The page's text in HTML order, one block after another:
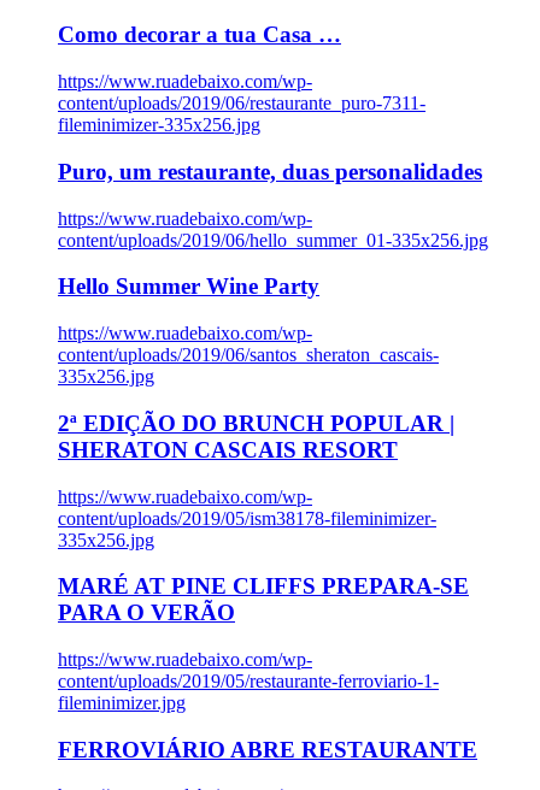
Como decorar a tua Casa …
https://www.ruadebaixo.com/wp-
content/uploads/2019/06/restaurante_puro-7311-
fileminimizer-335x256.jpg
Puro, um restaurante, duas personalidades
https://www.ruadebaixo.com/wp-
content/uploads/2019/06/hello_summer_01-335x256.jpg
Hello Summer Wine Party
https://www.ruadebaixo.com/wp-
content/uploads/2019/06/santos_sheraton_cascais-
335x256.jpg
2ª EDIÇÃO DO BRUNCH POPULAR |
SHERATON CASCAIS RESORT
https://www.ruadebaixo.com/wp-
content/uploads/2019/05/ism38178-fileminimizer-
335x256.jpg
MARÉ AT PINE CLIFFS PREPARA-SE
PARA O VERÃO
https://www.ruadebaixo.com/wp-
content/uploads/2019/05/restaurante-ferroviario-1-
fileminimizer.jpg
FERROVIÁRIO ABRE RESTAURANTE